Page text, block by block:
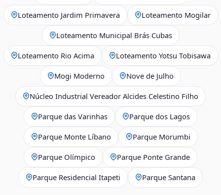
Loteamento Jardim Primavera Loteamento Mogilar
Loteamento Municipal Brás Cubas
Loteamento Rio Acima Loteamento Yotsu Tobisawa
Mogi Moderno Nove de Julho
Núcleo Industrial Vereador Alcides Celestino Filho
Parque das Varinhas Parque dos Lagos
Parque Monte Líbano Parque Morumbi
Parque Olímpico Parque Ponte Grande
Parque Residencial Itapeti Parque Santana